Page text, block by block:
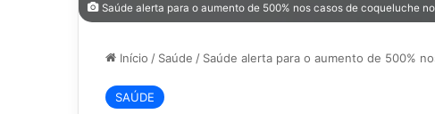
Saúde alerta para o aumento de 500% nos casos de coqueluche
Início / Saúde / Saúde alerta para o aumento de 500%
SAÚDE